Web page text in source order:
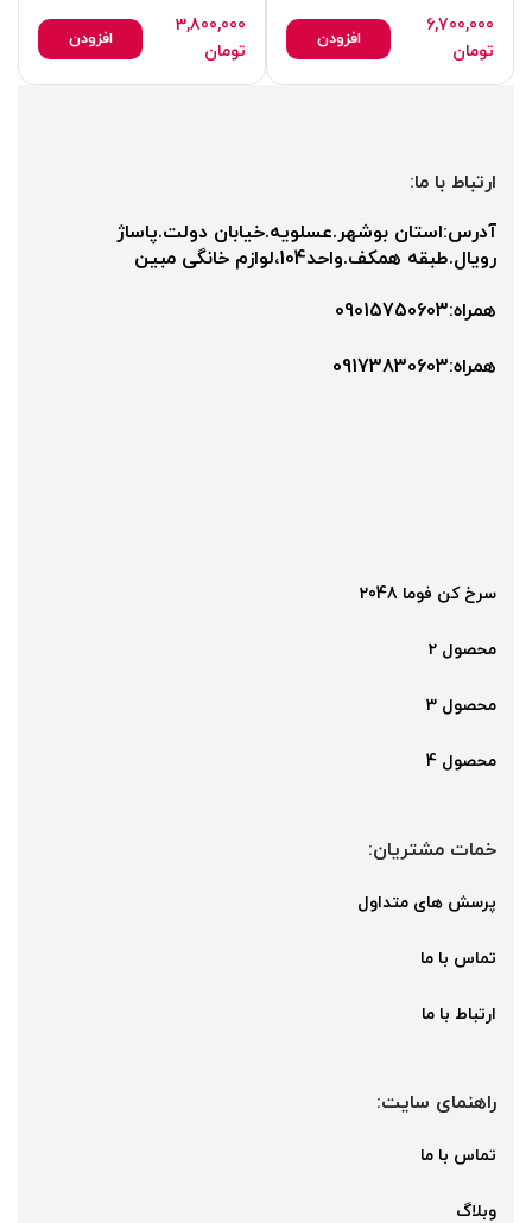
6,700,000
تومان
افزودن
3,800,000
تومان
افزودن
ارتباط با ما:
آدرس:استان بوشهر.عسلویه.خیابان دولت.پاساژ
رویال.طبقه همکف.واحد104،لوازم خانگی مبین
همراه:09015750603
همراه:۰9173830603
سرخ کن فوما 2048
محصول 2
محصول 3
محصول 4
خمات مشتریان:
پرسش های متداول
تماس با ما
ارتباط با ما
راهنمای سایت:
تماس با ما
وبلاگ